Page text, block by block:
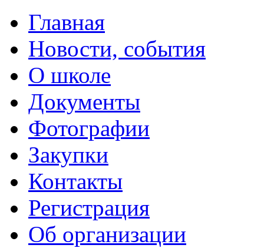
Главная
Новости, события
О школе
Документы
Фотографии
Закупки
Контакты
Регистрация
Об организации